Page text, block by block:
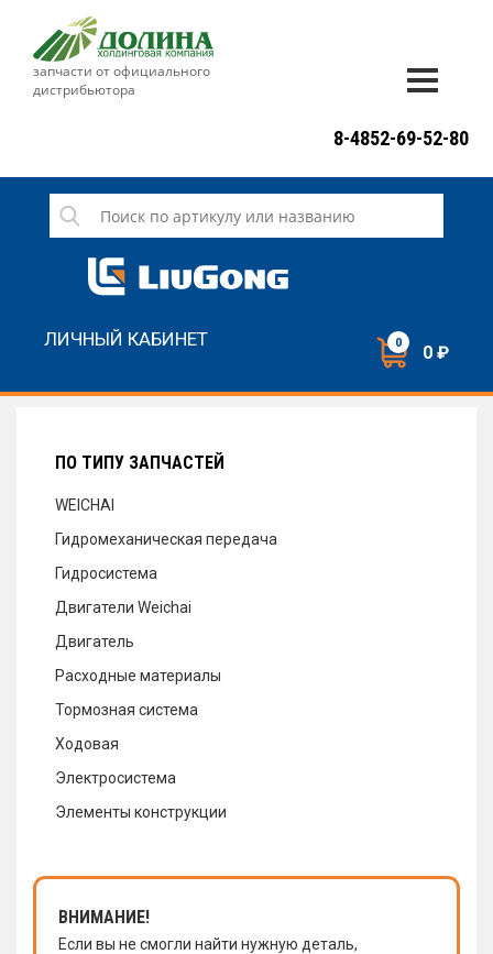
запчасти от официального
дистрибьютора
СЕРВИС
НОВОСТИ
8-4852-69-52-80
ЛИЧНЫЙ КАБИНЕТ 0 0 ₽
ПО ТИПУ ЗАПЧАСТЕЙ
WEICHAI
Гидромеханическая передача
Гидросистема
Двигатели Weichai
Двигатель
Расходные материалы
Тормозная система
Ходовая
Электросистема
Элементы конструкции
ВНИМАНИЕ!
Если вы не смогли найти нужную деталь,